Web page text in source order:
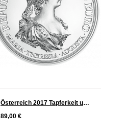
Österreich 2017 Tapferkeit und Entschlossenheit Serie: Maria Theresia Silber 20 €
89,00 €